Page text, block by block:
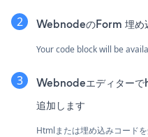
WebnodeのForm 埋め
Your code block will be
Webnodeエディターで
追加します
Htmlまたは埋め込みコード